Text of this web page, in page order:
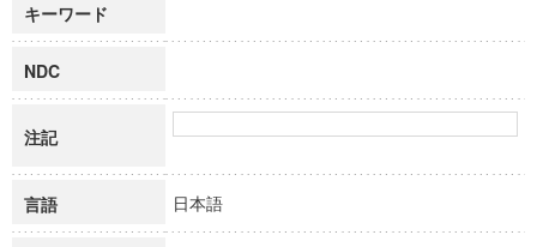
キーワード
NDC
注記
言語 日本語